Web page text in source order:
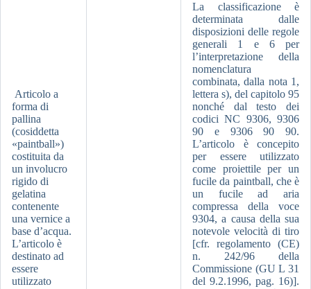
Articolo a
forma di
pallina
(cosiddetta
«paintball»)
costituita da
un involucro
rigido di
gelatina
contenente
una vernice a
base d’acqua.
L’articolo è
destinato ad
essere
utilizzato
La classificazione è
determinata dalle
disposizioni delle regole
generali 1 e 6 per
l’interpretazione della
nomenclatura
combinata, dalla nota 1,
lettera s), del capitolo 95
nonché dal testo dei
codici NC 9306, 9306
90 e 9306 90 90.
L’articolo è concepito
per essere utilizzato
come proiettile per un
fucile da paintball, che è
un fucile ad aria
compressa della voce
9304, a causa della sua
notevole velocità di tiro
[cfr. regolamento (CE)
n. 242/96 della
Commissione (GU L 31
del 9.2.1996, pag. 16)].